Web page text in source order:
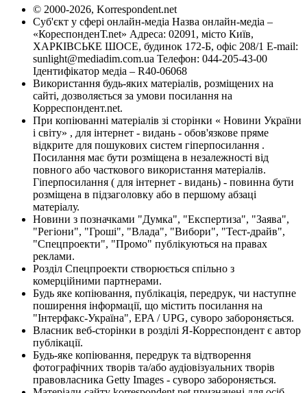
© 2000-2026, Korrespondent.net
Суб'єкт у сфері онлайн-медіа Назва онлайн-медіа –
«КореспонденТ.net» Адреса: 02091, місто Київ,
ХАРКІВСЬКЕ ШОСЕ, будинок 172-Б, офіс 208/1 E-mail:
sunlight@mediadim.com.ua Телефон: 044-205-43-00
Ідентифікатор медіа – R40-06068
Використання будь-яких матеріалів, розміщених на
сайті, дозволяється за умови посилання на
Корреспондент.net.
При копіюванні матеріалів зі сторінки « Новини України
і світу» , для інтернет - видань - обов'язкове пряме
відкрите для пошукових систем гіперпосилання .
Посилання має бути розміщена в незалежності від
повного або часткового використання матеріалів.
Гіперпосилання ( для інтернет - видань) - повинна бути
розміщена в підзаголовку або в першому абзаці
матеріалу.
Новини з позначками "Думка", "Експертиза", "Заява",
"Регіони", "Гроші", "Влада", "Вибори", "Тест-драйв",
"Спецпроекти", "Промо" публікуються на правах
реклами.
Розділ Спецпроекти створюється спільно з
комерційними партнерами.
Будь яке копіювання, публікація, передрук, чи наступне
поширення інформації, що містить посилання на
"Інтерфакс-Україна", EPA / UPG, суворо забороняється.
Власник веб-сторінки в розділі Я-Корреспондент є автор
публікації.
Будь-яке копіювання, передрук та відтворення
фотографічних творів та/або аудіовізуальних творів
правовласника Getty Images - суворо забороняється.